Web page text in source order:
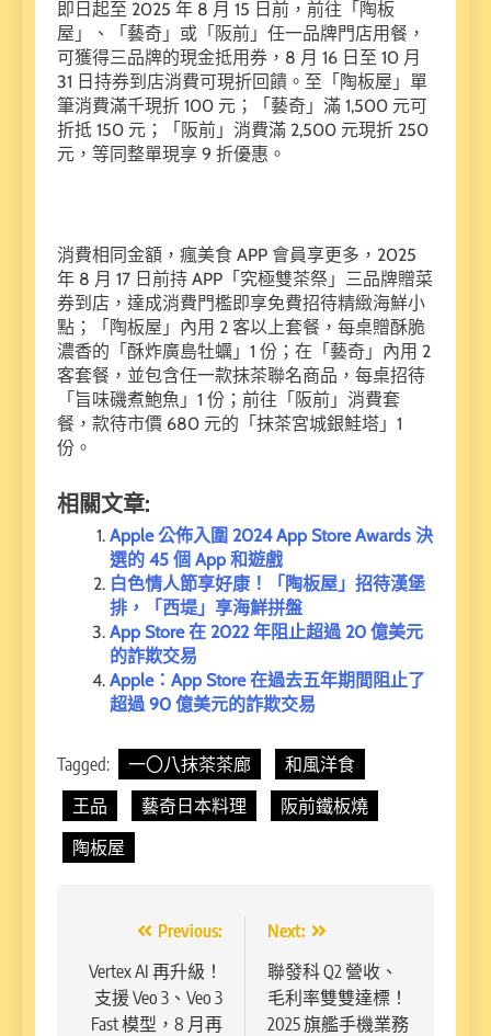
即日起至 2025 年 8 月 15 日前，前往「陶板
屋」、「藝奇」或「阪前」任一品牌門店用餐，
可獲得三品牌的現金抵用券，8 月 16 日至 10 月
31 日持券到店消費可現折回饋。至「陶板屋」單
筆消費滿千現折 100 元；「藝奇」滿 1,500 元可
折抵 150 元；「阪前」消費滿 2,500 元現折 250
元，等同整單現享 9 折優惠。
消費相同金額，瘋美食 APP 會員享更多，2025
年 8 月 17 日前持 APP「究極雙茶祭」三品牌贈菜
券到店，達成消費門檻即享免費招待精緻海鮮小
點；「陶板屋」內用 2 客以上套餐，每桌贈酥脆
濃香的「酥炸廣島牡蠣」1 份；在「藝奇」內用 2
客套餐，並包含任一款抹茶聯名商品，每桌招待
「旨味磯煮鮑魚」1 份；前往「阪前」消費套
餐，款待市價 680 元的「抹茶宮城銀鮭塔」1
份。
相關文章:
Apple 公佈入圍 2024 App Store Awards 決
選的 45 個 App 和遊戲
白色情人節享好康！「陶板屋」招待漢堡
排，「西堤」享海鮮拼盤
App Store 在 2022 年阻止超過 20 億美元
的詐欺交易
Apple：App Store 在過去五年期間阻止了
超過 90 億美元的詐欺交易
Tagged: 一〇八抹茶茶廊
和風洋食
王品
藝奇日本料理
阪前鐵板燒
陶板屋
章
導
Previous:
Vertex AI 再升級！
支援 Veo 3、Veo 3
Fast 模型，8 月再
Next:
聯發科 Q2 營收、
毛利率雙雙達標！
2025 旗艦手機業務